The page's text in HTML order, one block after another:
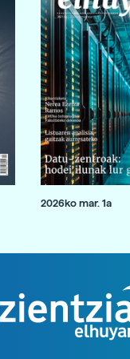
2026ko mar. 1a